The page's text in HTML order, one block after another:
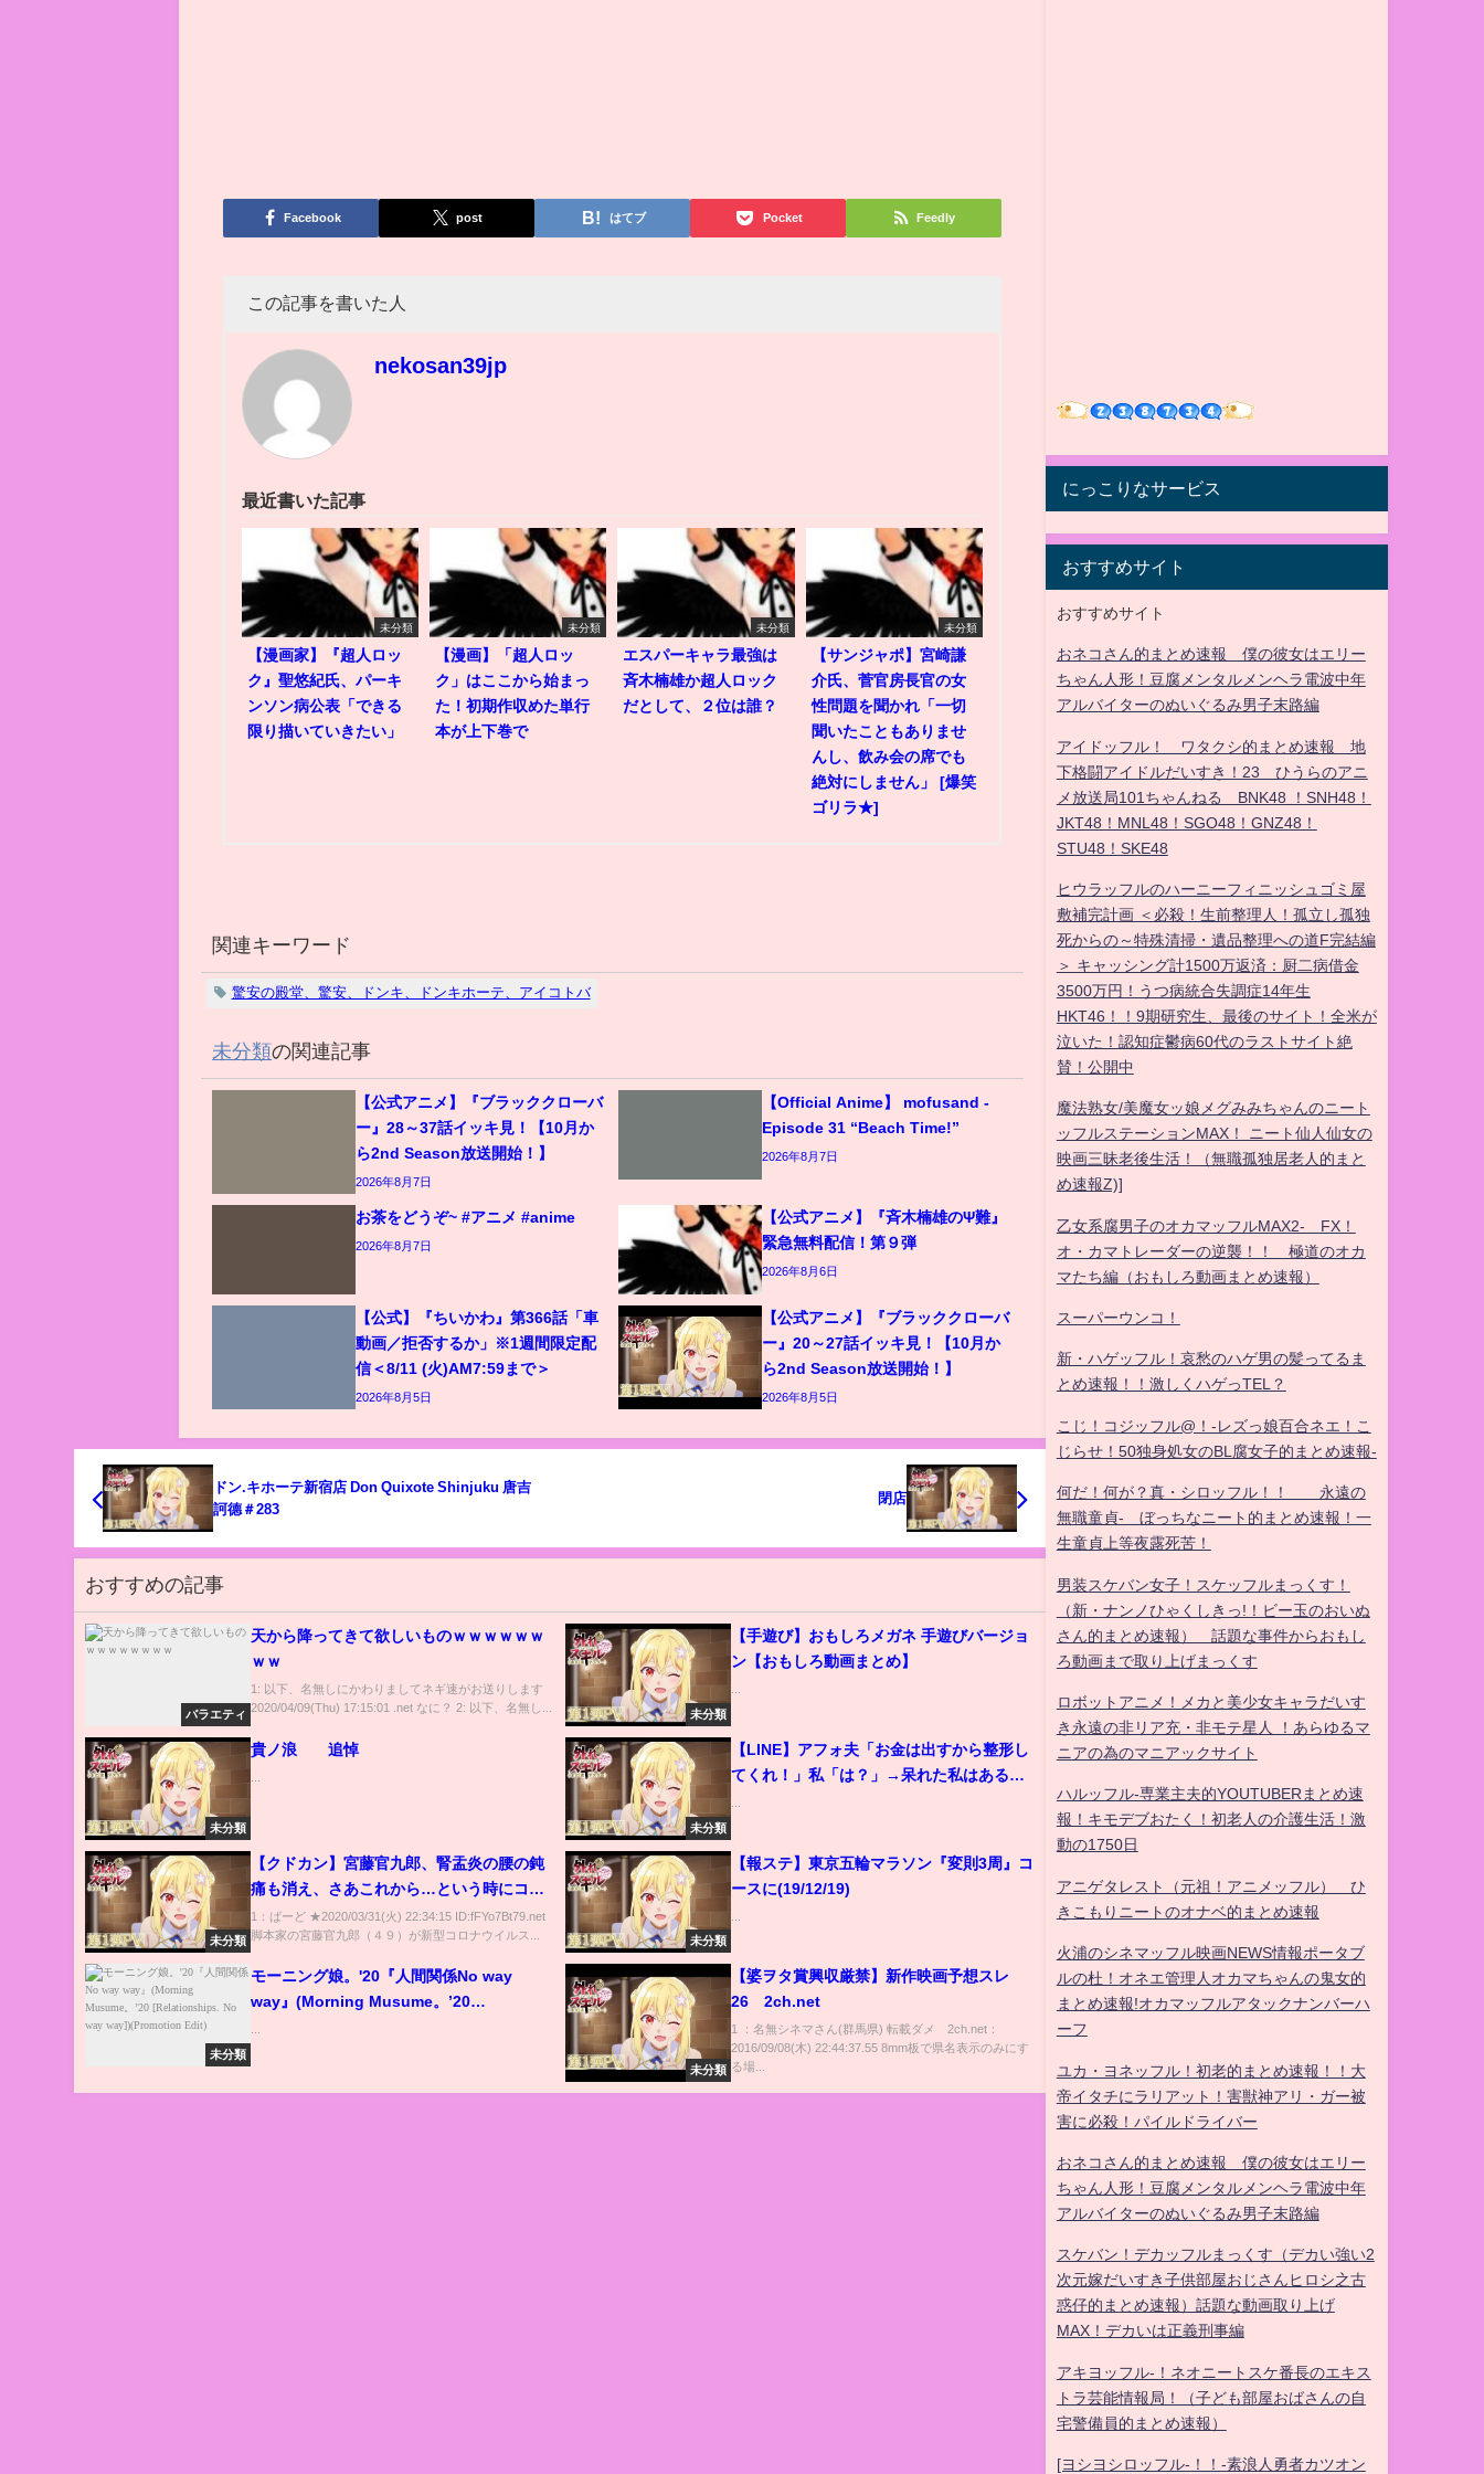
Facebook post はてブ Pocket Feedly
この記事を書いた人
nekosan39jp
最近書いた記事
未分類
【漫画家】『超人ロッ
ク』聖悠紀氏、パーキ
ンソン病公表「できる
限り描いていきたい」
未分類
【漫画】「超人ロッ
ク」はここから始まっ
た！初期作収めた単行
本が上下巻で
未分類
エスパーキャラ最強は
斉木楠雄か超人ロック
だとして、２位は誰？
未分類
【サンジャポ】宮崎謙
介氏、菅官房長官の女
性問題を聞かれ「一切
聞いたこともありませ
んし、飲み会の席でも
絶対にしません」 [爆笑
ゴリラ★]
関連キーワード
驚安の殿堂、驚安、ドンキ、ドンキホーテ、アイコトバ
未分類の関連記事
【公式アニメ】『ブラッククローバ
ー』28～37話イッキ見！【10月か
ら2nd Season放送開始！】
2026年8月7日
【Official Anime】 mofusand -
Episode 31 “Beach Time!”
2026年8月7日
お茶をどうぞ~ #アニメ #anime
2026年8月7日
【公式アニメ】『斉木楠雄のΨ難』
緊急無料配信！第９弾
2026年8月6日
【公式】『ちいかわ』第366話「車
動画／拒否するか」※1週間限定配
信＜8/11 (火)AM7:59まで＞
2026年8月5日
【公式アニメ】『ブラッククローバ
ー』20～27話イッキ見！【10月か
ら2nd Season放送開始！】
2026年8月5日
ドン.キホーテ新宿店 Don Quixote Shinjuku 唐吉
訶德＃283
閉店
おすすめの記事
バラエティ
天から降ってきて欲しいものｗｗｗｗｗｗ
ｗｗ
1: 以下、名無しにかわりましてネギ速がお送りします
2020/04/09(Thu) 17:15:01 .net なに？ 2: 以下、名無し...
未分類
【手遊び】おもしろメガネ 手遊びバージョ
ン【おもしろ動画まとめ】
...
未分類
貴ノ浪 追悼
未分類
【LINE】アフォ夫「お金は出すから整形し
てくれ！」私「は？」→呆れた私はある行
未分類
【クドカン】宮藤官九郎、腎盂炎の腰の鈍
痛も消え、さあこれから…という時にコロ
ナ感染「まさか自分が、と過信してしまい
ました」★2
1：ばーど ★2020/03/31(火) 22:34:15 ID:fFYo7Bt79.net
脚本家の宮藤官九郎（４９）が新型コロナウイルス...
未分類
【報ステ】東京五輪マラソン『変則3周』コ
ースに(19/12/19)
未分類
モーニング娘。'20『人間関係No way
way』(Morning Musume。’20
...
未分類
【婆ヲタ賞興収厳禁】新作映画予想スレ
26©2ch.net
1 ：名無シネマさん(群馬県) 転載ダメ©2ch.net：
2016/09/08(木) 22:44:37.55 8mm板で県名表示のみにす
る場...
にっこりなサービス
おすすめサイト
おすすめサイト
おネコさん的まとめ速報 僕の彼女はエリー
ちゃん人形！豆腐メンタルメンヘラ電波中年
アルバイターのぬいぐるみ男子末路編
アイドッフル！ ワタクシ的まとめ速報 地
下格闘アイドルだいすき！23 ひうらのアニ
メ放送局101ちゃんねる BNK48 ！SNH48！
JKT48！MNL48！SGO48！GNZ48！
STU48！SKE48
ヒウラッフルのハーニーフィニッシュゴミ屋
敷補完計画 ＜必殺！生前整理人！孤立し孤独
死からの～特殊清掃・遺品整理への道F完結編
＞ キャッシング計1500万返済：厨二病借金
3500万円！うつ病統合失調症14年生
HKT46！！9期研究生、最後のサイト！全米が
泣いた！認知症鬱病60代のラストサイト絶
賛！公開中
魔法熟女/美魔女ッ娘メグみみちゃんのニート
ッフルステーションMAX！ ニート仙人仙女の
映画三昧老後生活！（無職孤独居老人的まと
め速報Z)]
乙女系腐男子のオカマッフルMAX2- FX！
オ・カマトレーダーの逆襲！！ 極道のオカ
マたち編（おもしろ動画まとめ速報）
スーパーウンコ！
新・ハゲッフル！哀愁のハゲ男の髪ってるま
とめ速報！！激しくハゲっTEL？
こじ！コジッフル@！-レズっ娘百合ネエ！こ
じらせ！50独身処女のBL腐女子的まとめ速報-
何だ！何が？真・シロッフル！！ 永遠の
無職童貞- ぼっちなニート的まとめ速報！一
生童貞上等夜露死苦！
男装スケバン女子！スケッフルまっくす！
（新・ナンノひゃくしきっ!！ビー玉のおいぬ
さん的まとめ速報） 話題な事件からおもし
ろ動画まで取り上げまっくす
ロボットアニメ！メカと美少女キャラだいす
き永遠の非リア充・非モテ星人 ！あらゆるマ
ニアの為のマニアックサイト
ハルッフル-専業主夫的YOUTUBERまとめ速
報！キモデブおたく！初老人の介護生活！激
動の1750日
アニゲタレスト（元祖！アニメッフル） ひ
きこもりニートのオナベ的まとめ速報
火浦のシネマッフル映画NEWS情報ポータブ
ルの杜！オネエ管理人オカマちゃんの鬼女的
まとめ速報!オカマッフルアタックナンバーハ
ーフ
ユカ・ヨネッフル！初老的まとめ速報！！大
帝イタチにラリアット！害獣神アリ・ガー被
害に必殺！パイルドライバー
おネコさん的まとめ速報 僕の彼女はエリー
ちゃん人形！豆腐メンタルメンヘラ電波中年
アルバイターのぬいぐるみ男子末路編
スケバン！デカッフルまっくす（デカい強い2
次元嫁だいすき子供部屋おじさんヒロシ之古
惑仔的まとめ速報）話題な動画取り上げ
MAX！デカいは正義刑事編
アキヨッフル-！ネオニートスケ番長のエキス
トラ芸能情報局！（子ども部屋おばさんの自
宅警備員的まとめ速報）
[ヨシヨシロッフル-！！-素浪人勇者カツオン